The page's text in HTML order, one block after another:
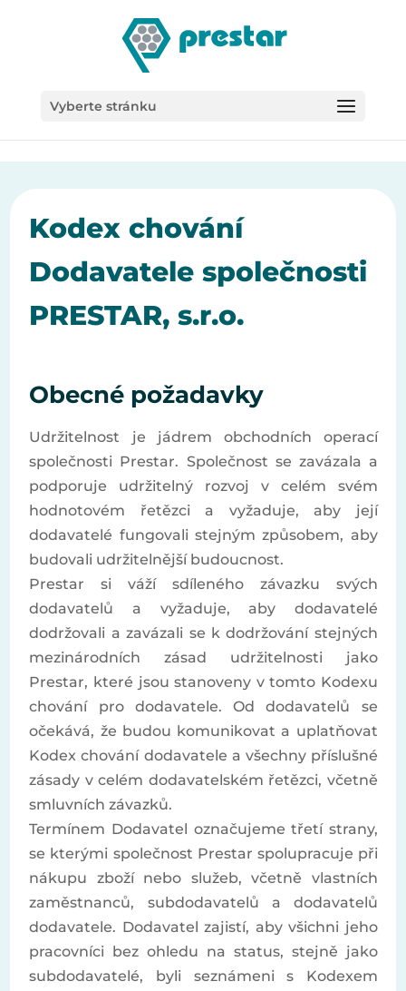
Vyberte stránku
Kodex chování
Dodavatele společnosti
PRESTAR, s.r.o.
Obecné požadavky
Udržitelnost je jádrem obchodních operací
společnosti Prestar. Společnost se zavázala a
podporuje udržitelný rozvoj v celém svém
hodnotovém řetězci a vyžaduje, aby její
dodavatelé fungovali stejným způsobem, aby
budovali udržitelnější budoucnost.
Prestar si váží sdíleného závazku svých
dodavatelů a vyžaduje, aby dodavatelé
dodržovali a zavázali se k dodržování stejných
mezinárodních zásad udržitelnosti jako
Prestar, které jsou stanoveny v tomto Kodexu
chování pro dodavatele. Od dodavatelů se
očekává, že budou komunikovat a uplatňovat
Kodex chování dodavatele a všechny příslušné
zásady v celém dodavatelském řetězci, včetně
smluvních závazků.
Termínem Dodavatel označujeme třetí strany,
se kterými společnost Prestar spolupracuje při
nákupu zboží nebo služeb, včetně vlastních
zaměstnanců, subdodavatelů a dodavatelů
dodavatele. Dodavatel zajistí, aby všichni jeho
pracovníci bez ohledu na status, stejně jako
subdodavatelé, byli seznámeni s Kodexem